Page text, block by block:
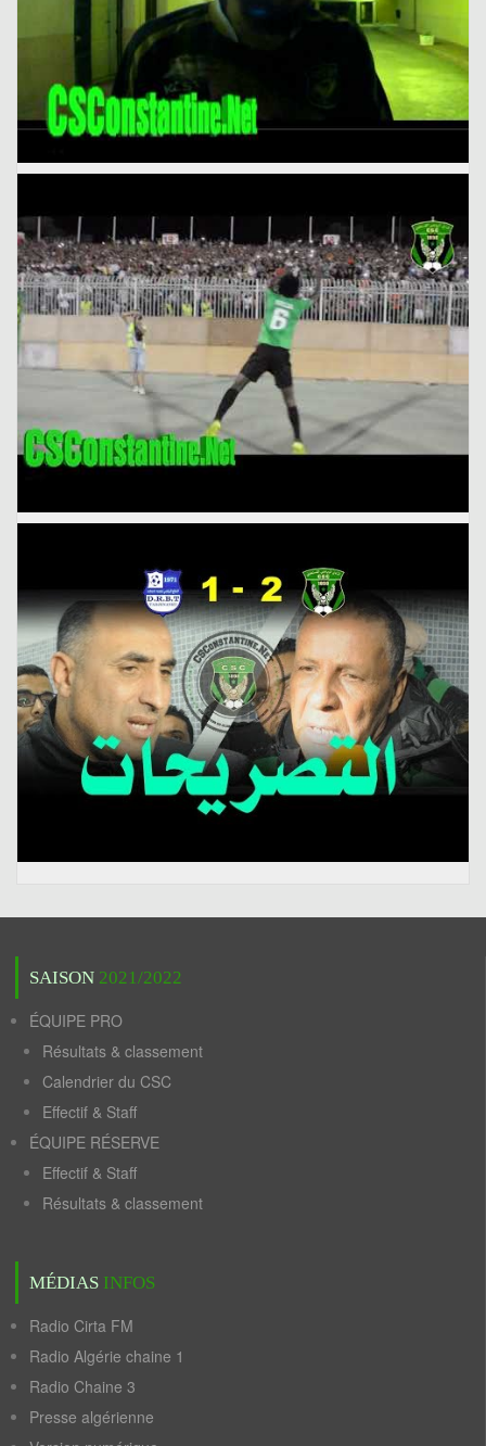
SAISON 2021/2022
ÉQUIPE PRO
Résultats & classement
Calendrier du CSC
Effectif & Staff
ÉQUIPE RÉSERVE
Effectif & Staff
Résultats & classement
MÉDIAS INFOS
Radio Cirta FM
Radio Algérie chaine 1
Radio Chaine 3
Presse algérienne